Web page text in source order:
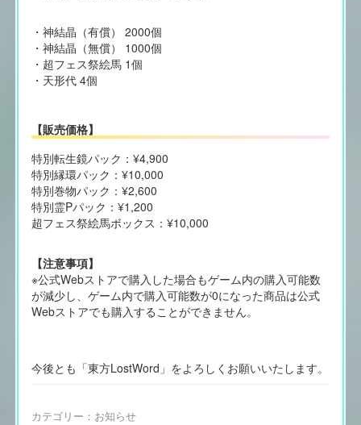
・神結晶（有償） 2000個
・神結晶（無償） 1000個
・超フェス祭絵馬 1個
・天形代 4個
【販売価格】
特別転生鏡パック：¥4,900
特別縁環パック：¥10,000
特別巻物パック：¥2,600
特別霊Pパック：¥1,200
超フェス祭絵馬ボックス：¥10,000
【注意事項】
※公式Webストアで購入した場合もゲーム内の購入可能数
が減少し、ゲーム内で購入可能数が0になった商品は公式
Webストアでも購入することができません。
今後とも「東方LostWord」をよろしくお願いいたします。
カテゴリー： お知らせ